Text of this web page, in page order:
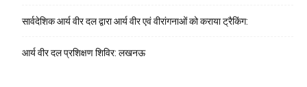
सार्वदेशिक आर्य वीर दल द्वारा आर्य वीर एवं वीरांगनाओं को कराया ट्रैकिंग:
आर्य वीर दल प्रशिक्षण शिविर: लखनऊ